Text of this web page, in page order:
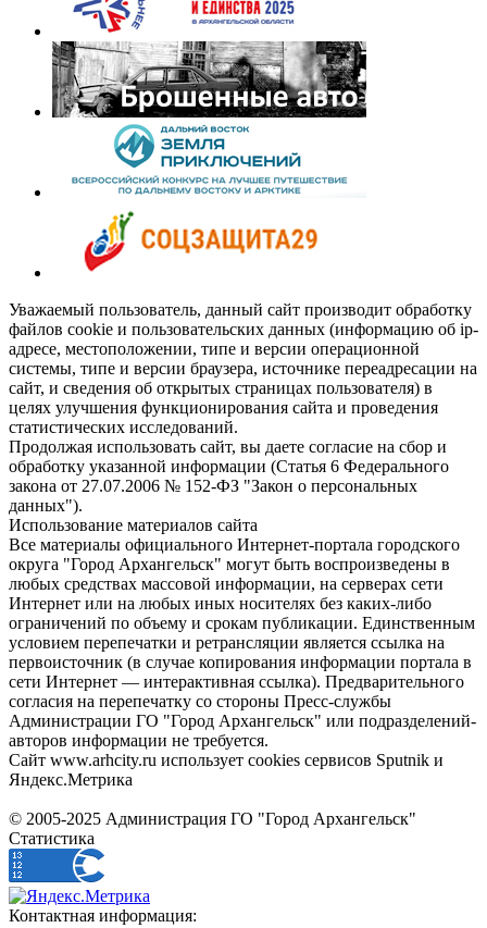
Уважаемый пользователь, данный сайт производит обработку
файлов cookie и пользовательских данных (информацию об ip-
адресе, местоположении, типе и версии операционной
системы, типе и версии браузера, источнике переадресации на
сайт, и сведения об открытых страницах пользователя) в
целях улучшения функционирования сайта и проведения
статистических исследований.
Продолжая использовать сайт, вы даете согласие на сбор и
обработку указанной информации (Статья 6 Федерального
закона от 27.07.2006 № 152-ФЗ "Закон о персональных
данных").
Использование материалов сайта
Все материалы официального Интернет-портала городского
округа "Город Архангельск" могут быть воспроизведены в
любых средствах массовой информации, на серверах сети
Интернет или на любых иных носителях без каких-либо
ограничений по объему и срокам публикации. Единственным
условием перепечатки и ретрансляции является ссылка на
первоисточник (в случае копирования информации портала в
сети Интернет — интерактивная ссылка). Предварительного
согласия на перепечатку со стороны Пресс-службы
Администрации ГО "Город Архангельск" или подразделений-
авторов информации не требуется.
Сайт www.arhcity.ru использует cookies сервисов Sputnik и
Яндекс.Метрика
© 2005-2025 Администрация ГО "Город Архангельск"
Статистика
Контактная информация: